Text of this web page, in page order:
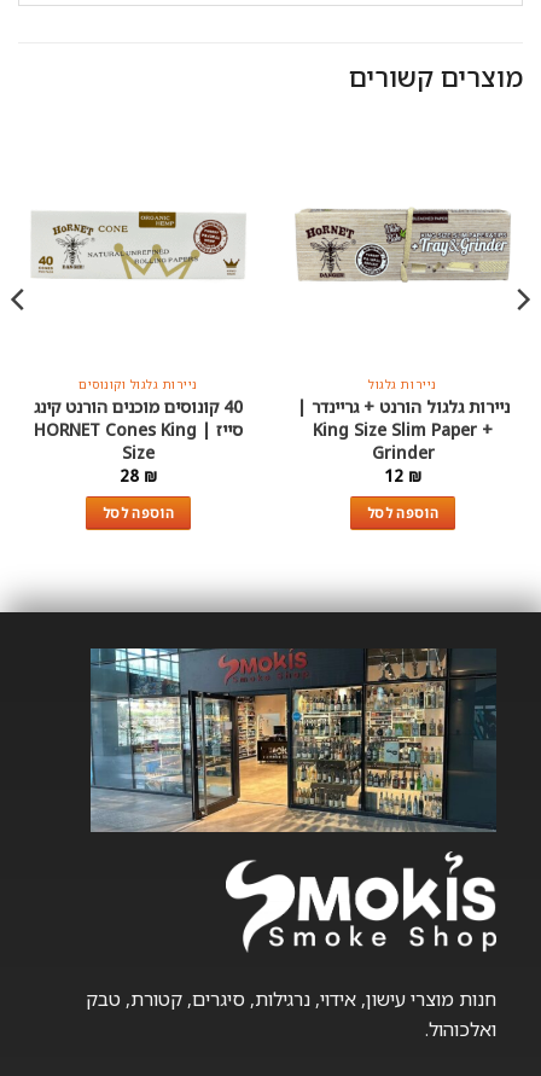
מוצרים קשורים
ניירות גלגול
ניירות גלגול הורנט + גריינדר |
King Size Slim Paper +
Grinder
12 ₪
הוספה לסל
ניירות גלגול וקונוסים
40 קונוסים מוכנים הורנט קינג
סייז | HORNET Cones King
Size
28 ₪
הוספה לסל
חנות מוצרי עישון, אידוי, נרגילות, סיגרים, קטורת, טבק
ואלכוהול.